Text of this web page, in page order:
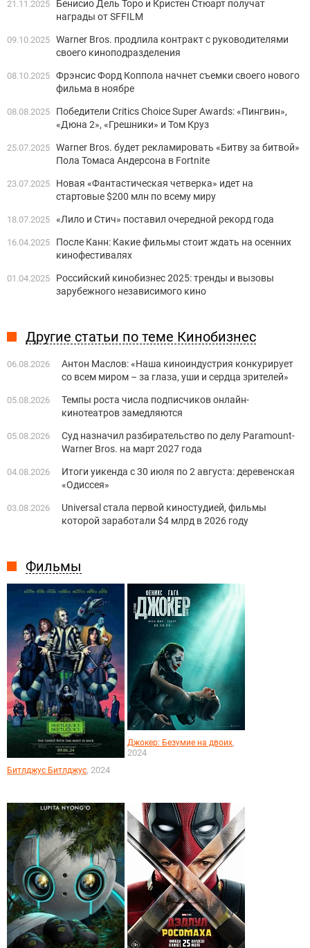
Фильмы
Битлджус Битлджус, 2024
Джокер: Безумие на двоих,
2024
21.11.2025
Бенисио Дель Торо и Кристен Стюарт получат
награды от SFFILM
09.10.2025 Warner Bros. продлила контракт с руководителями
своего киноподразделения
08.10.2025 Фрэнсис Форд Коппола начнет съемки своего нового
фильма в ноябре
08.08.2025
Победители Critics Choice Super Awards: «Пингвин»,
«Дюна 2», «Грешники» и Том Круз
25.07.2025 Warner Bros. будет рекламировать «Битву за битвой»
Пола Томаса Андерсона в Fortnite
23.07.2025
Новая «Фантастическая четверка» идет на
стартовые $200 млн по всему миру
18.07.2025 «Лило и Стич» поставил очередной рекорд года
16.04.2025
После Канн: Какие фильмы стоит ждать на осенних
кинофестивалях
01.04.2025
Российский кинобизнес 2025: тренды и вызовы
зарубежного независимого кино
Другие статьи по теме Кинобизнес
06.08.2026
Антон Маслов: «Наша киноиндустрия конкурирует
со всем миром – за глаза, уши и сердца зрителей»
05.08.2026
Темпы роста числа подписчиков онлайн-
кинотеатров замедляются
05.08.2026
Суд назначил разбирательство по делу Paramount-
Warner Bros. на март 2027 года
04.08.2026
Итоги уикенда с 30 июля по 2 августа: деревенская
«Одиссея»
03.08.2026
Universal стала первой киностудией, фильмы
которой заработали $4 млрд в 2026 году